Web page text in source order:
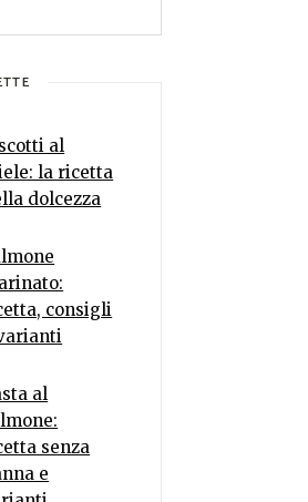
al
la ricetta
dolcezza
consigli
al
senza
e